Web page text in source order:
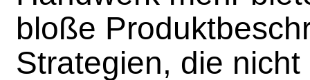
bloße
Strategien, die